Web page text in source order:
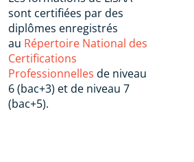
sont certifiées par des
diplômes enregistrés
au Répertoire National des
Certifications
Professionnelles de niveau
6 (bac+3) et de niveau 7
(bac+5).